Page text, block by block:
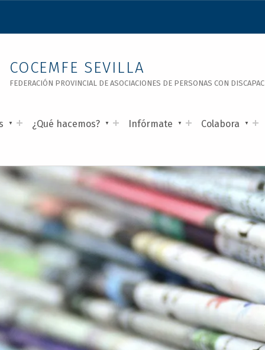
COCEMFE SEVILLA
FEDERACIÓN PROVINCIAL DE ASOCIACIONES DE PERSONAS CON
¿Qué hacemos? Infórmate Colabora